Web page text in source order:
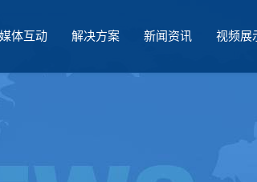
体互动 解决方案 新闻资讯 视频展